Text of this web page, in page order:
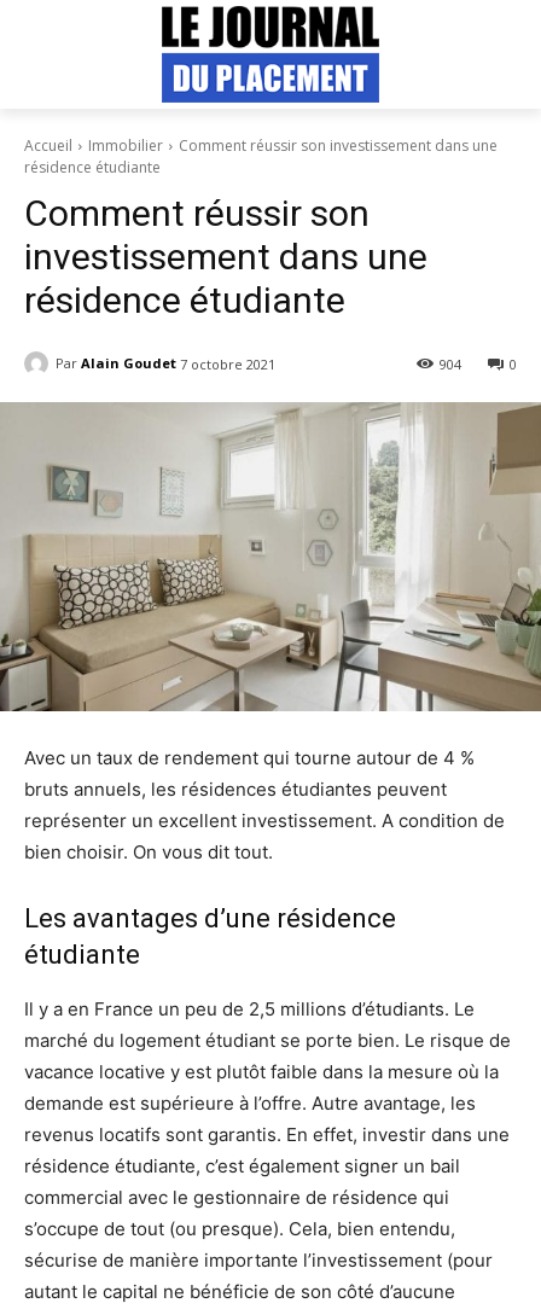
Accueil Immobilier
Comment réussir son investissement dans une
résidence étudiante
Comment réussir son
investissement dans une
résidence étudiante
Par Alain Goudet 7 octobre 2021 0
904
Avec un taux de rendement qui tourne autour de 4 %
bruts annuels, les résidences étudiantes peuvent
représenter un excellent investissement. A condition de
bien choisir. On vous dit tout.
Les avantages d’une résidence
étudiante
Il y a en France un peu de 2,5 millions d’étudiants. Le
marché du logement étudiant se porte bien. Le risque de
vacance locative y est plutôt faible dans la mesure où la
demande est supérieure à l’offre. Autre avantage, les
revenus locatifs sont garantis. En effet, investir dans une
résidence étudiante, c’est également signer un bail
commercial avec le gestionnaire de résidence qui
s’occupe de tout (ou presque). Cela, bien entendu,
sécurise de manière importante l’investissement (pour
autant le capital ne bénéficie de son côté d’aucune